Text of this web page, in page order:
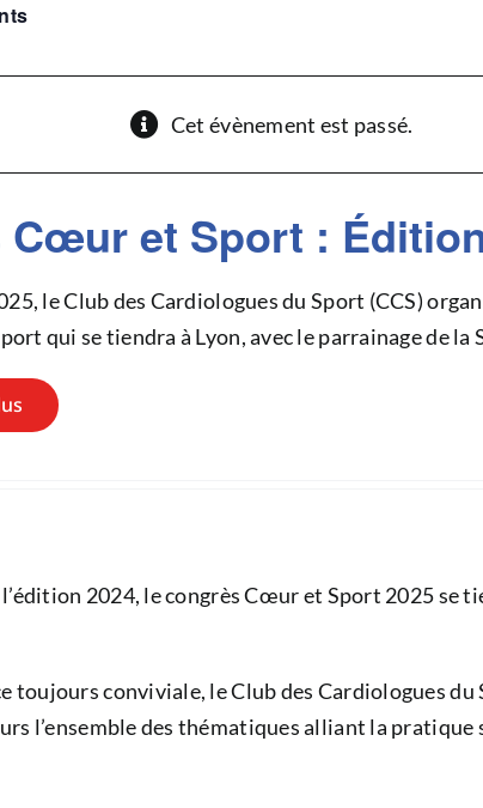
Cet évènement est passé.
Cœur et Sport :
le Club des Cardiologues du Sport (CCS)
qui se tiendra à Lyon, avec le parrainage de la
l’édition 2024, le congrès Cœur et Sport 2025 se
toujours conviviale, le Club des Cardiologues du
l’ensemble des thématiques alliant la